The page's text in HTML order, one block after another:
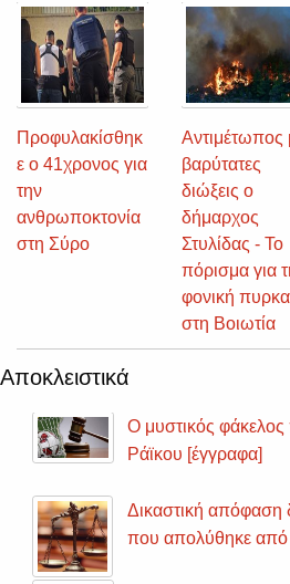
Προφυλακίσθηκ
ε ο 41χρονος για
την
ανθρωποκτονία
στη Σύρο
Αντιμέτωπος
βαρύτατες
διώξεις ο
δήμαρχος
Στυλίδας - Το
πόρισμα για
φονική
στη Βοιωτία
Αποκλειστικά
Ο μυστικός φάκελος
Ράϊκου [έγγραφα]
Δικαστική απόφαση
που απολύθηκε από